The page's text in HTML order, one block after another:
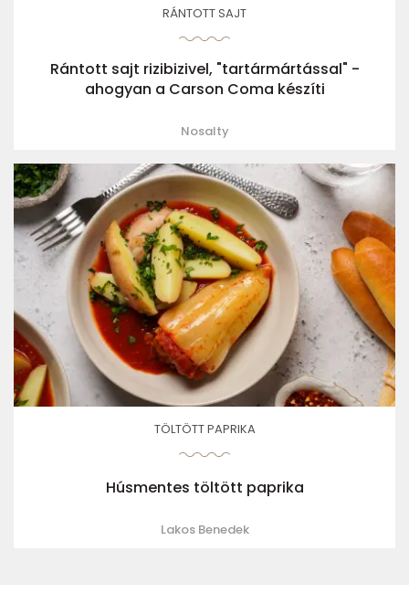
RÁNTOTT SAJT
Rántott sajt rizibizivel, "tartármártással" -
ahogyan a Carson Coma készíti
Nosalty
TÖLTÖTT PAPRIKA
Húsmentes töltött paprika
Lakos Benedek